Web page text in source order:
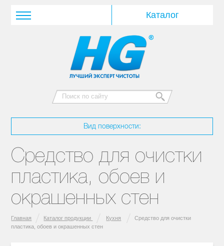
Вид поверхности:
Средство для очистки
пластика, обоев и
окрашенных стен
Главная Каталог продукции Кухня
Средство для очистки
пластика, обоев и окрашенных стен